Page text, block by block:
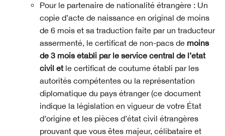
Pour le partenaire de nationalité étrangère : Un
copie d’acte de naissance en original de moins
de 6 mois et sa traduction faite par un traducteur
assermenté, le certificat de non-pacs de moins
de 3 mois établi par le service central de l’état
civil etle certificat de coutume établi par les
autorités compétentes ou la représentation
diplomatique du pays étranger (ce document
indique la législation en vigueur de votre État
d’origine et les pièces d’état civil étrangères
prouvant que vous êtes majeur, célibataire et